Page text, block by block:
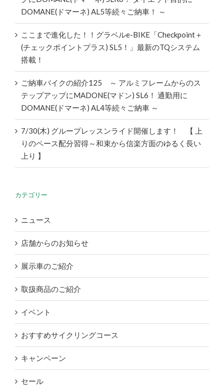
DOMANE(ドマーネ) AL5等続々ご納車！ ～
ここまで進化した！！グラベルe-BIKE「Checkpoint＋
(チェックポイントプラス) SL5！」最新のTQシステム
搭載！
ご納車バイクの紹介125 ～ アルミフレームからのス
テップアップにMADONE(マドン) SL6！ 通勤用に
DOMANE(ドマーネ) AL4等続々ご納車 ～
7/30(木) グループレッスンライド開催します！ 【 上
りのペース配分習得～和束から信楽方面のゆるく長い
上り 】
カテゴリー
ニュース
店舗からのお知らせ
展示車のご紹介
取扱商品のご紹介
イベント
おすすめサイクリングコース
キャンペーン
セール